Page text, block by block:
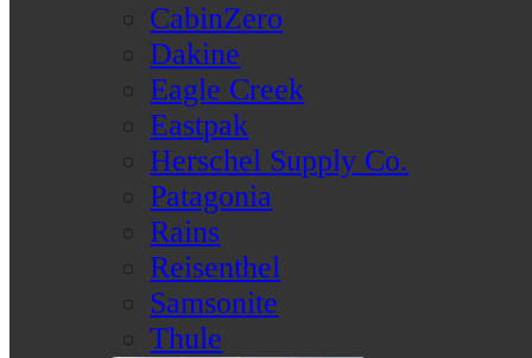
CabinZero
Dakine
Eagle Creek
Eastpak
Herschel Supply Co.
Patagonia
Rains
Reisenthel
Samsonite
Thule